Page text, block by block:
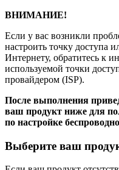
ВНИМАНИЕ!
Если у вас возникли
настроить точку доступа
Интернету, обратитесь к
используемой точки
провайдером (ISP).
После выполнения
ваш продукт ниже для
по настройке
Выберите ваш